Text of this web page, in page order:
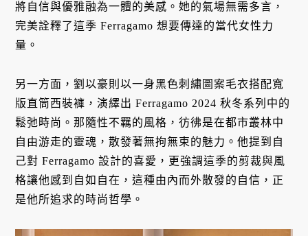
將自信與優雅融為一體的美感。她的氣場無需多言，
完美詮釋了這季 Ferragamo 想要傳達的當代女性力
量。
另一方面，劉以豪則以一身黑色刺繡圖案毛衣搭配寬
版直筒西裝褲，演繹出 Ferragamo 2024 秋冬系列中的
鬆弛時尚。那隨性不羈的風格，彷彿是在都市叢林中
自由游走的靈魂，散發著無拘無束的魅力。他提到自
己對 Ferragamo 設計的喜愛，更強調這季的剪裁與風
格讓他感到自如自在，這種由內而外散發的自信，正
是他所追求的時尚哲學。